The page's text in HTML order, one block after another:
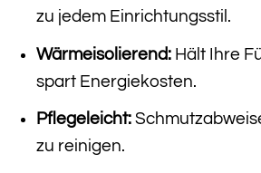
zu jedem Einrichtungsstil.
Wärmeisolierend:Hält Ihre
spart Energiekosten.
Pflegeleicht:
zu reinigen.